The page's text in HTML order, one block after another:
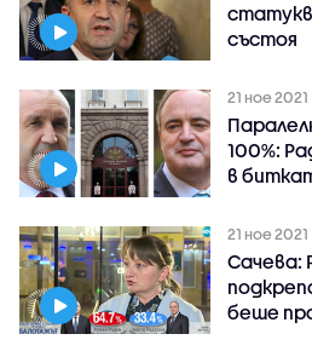
състоя
21 ное 2021
100%:
в
21 ное 2021
Сачева:
беше